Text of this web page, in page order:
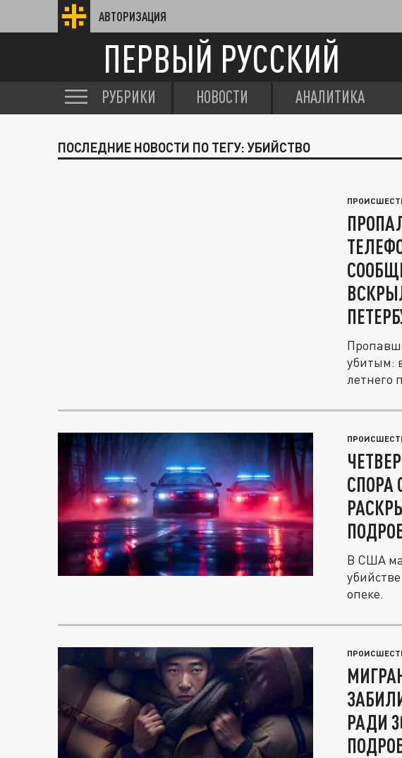
АВТОРИЗАЦИЯ
ПЕРВЫЙ РУССКИЙ
РУБРИКИ НОВОСТИ АНАЛИТИКА
ПОСЛЕДНИЕ НОВОСТИ ПО ТЕГУ: УБИЙСТВО
убитым:
летнего
СПОРА
В США
опеке.
РАДИ